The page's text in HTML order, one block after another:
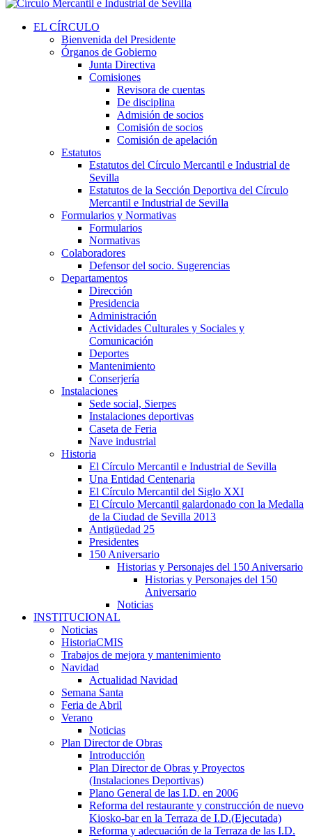
EL CÍRCULO
Bienvenida del Presidente
Órganos de Gobierno
Junta Directiva
Comisiones
Revisora de cuentas
De disciplina
Admisión de socios
Comisión de socios
Comisión de apelación
Estatutos
Estatutos del Círculo Mercantil e Industrial de
Sevilla
Estatutos de la Sección Deportiva del Círculo
Mercantil e Industrial de Sevilla
Formularios y Normativas
Formularios
Normativas
Colaboradores
Defensor del socio. Sugerencias
Departamentos
Dirección
Presidencia
Administración
Actividades Culturales y Sociales y
Comunicación
Deportes
Mantenimiento
Conserjería
Instalaciones
Sede social, Sierpes
Instalaciones deportivas
Caseta de Feria
Nave industrial
Historia
El Círculo Mercantil e Industrial de Sevilla
Una Entidad Centenaria
El Círculo Mercantil del Siglo XXI
El Círculo Mercantil galardonado con la Medalla
de la Ciudad de Sevilla 2013
Antigüedad 25
Presidentes
150 Aniversario
Historias y Personajes del 150 Aniversario
Historias y Personajes del 150
Aniversario
Noticias
INSTITUCIONAL
Noticias
HistoriaCMIS
Trabajos de mejora y mantenimiento
Navidad
Actualidad Navidad
Semana Santa
Feria de Abril
Verano
Noticias
Plan Director de Obras
Introducción
Plan Director de Obras y Proyectos
(Instalaciones Deportivas)
Plano General de las I.D. en 2006
Reforma del restaurante y construcción de nuevo
Kiosko-bar en la Terraza de I.D.(Ejecutada)
Reforma y adecuación de la Terraza de las I.D.